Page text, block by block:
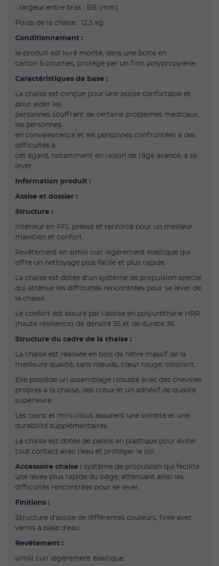
- largeur entre bras : 515 (mm)
Poids de la chaise : 12,5 kg.
Conditionnement :
le produit est livré monté, dans une boîte en
carton 5 couches, protégé par un film polypropylène.
Caractéristiques de base :
La chaise est conçue pour une assise confortable et
pour aider les
personnes souffrant de certains problèmes médicaux,
les personnes
en convalescence et les personnes confrontées à des
difficultés à
cet égard, notamment en raison de l'âge avancé, à se
lever.
Information produit :
Assise et dossier :
Structure :
intérieur en PFL pressé et renforcé pour un meilleur
maintien et confort.
Revêtement en simili cuir légèrement élastique qui
offre un nettoyage plus facile et plus rapide.
La chaise est dotée d'un système de propulsion spécial
qui atténue les difficultés rencontrées pour se lever de
la chaise.
Le confort est assuré par l'assise en polyuréthane HRR
(haute résilience) de densité 35 et de dureté 36.
Structure du cadre de la chaise :
La chaise est réalisée en bois de hêtre massif de la
meilleure qualité, sans nœuds, cœur rouge, colorant.
Elle possède un assemblage robuste avec des chevilles
propres à la chaise, des creux et un adhésif de qualité
supérieure.
Les coins et mini-clous assurent une solidité et une
durabilité supplémentaires.
La chaise est dotée de patins en plastique pour éviter
tout contact avec l'eau et protéger le sol.
Accessoire chaise : système de propulsion qui facilite
une levée plus rapide du siège, atténuant ainsi les
difficultés rencontrées pour se lever.
Finitions :
Structure d'assise de différentes couleurs, finie avec
vernis à base d’eau.
Revêtement :
simili cuir légèrement élastique.